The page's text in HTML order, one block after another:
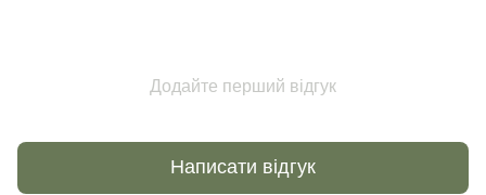
Додайте перший відгук
Написати відгук